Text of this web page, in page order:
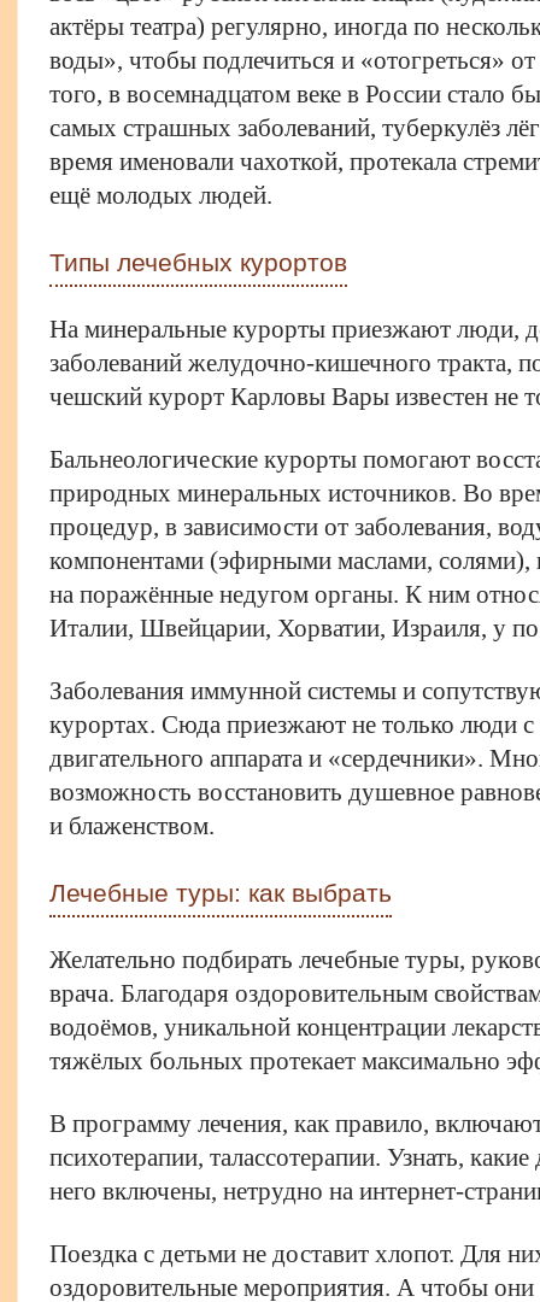
актёры театра) регулярно, иногда по
воды», чтобы подлечиться и «отогреться»
того, в восемнадцатом веке в России стало
самых страшных заболеваний, туберкулёз
время именовали чахоткой, протекала
ещё молодых людей.
Типы лечебных курортов
На минеральные курорты приезжают люди,
заболеваний желудочно-кишечного тракта,
чешский курорт Карловы Вары известен не
Бальнеологические курорты помогают
природных минеральных источников. Во
процедур, в зависимости от заболевания,
компонентами (эфирными маслами, солями),
на поражённые недугом органы. К ним
Италии, Швейцарии, Хорватии, Израиля, у
Заболевания иммунной системы и
курортах. Сюда приезжают не только люди
двигательного аппарата и «сердечники».
возможность восстановить душевное
и блаженством.
Лечебные туры: как выбрать
Желательно подбирать лечебные туры,
врача. Благодаря оздоровительным
водоёмов, уникальной концентрации
тяжёлых больных протекает максимально
В программу лечения, как правило,
психотерапии, талассотерапии. Узнать,
него включены, нетрудно на интернет-
Поездка с детьми не доставит хлопот. Для
оздоровительные мероприятия. А чтобы они